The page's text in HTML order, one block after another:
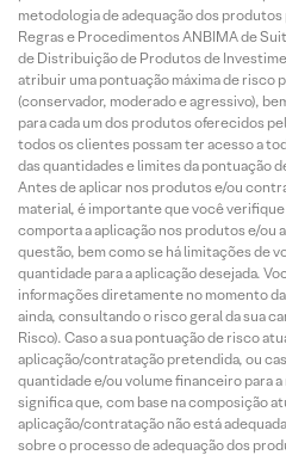
metodologia de adequação dos
Regras e Procedimentos ANBIMA de
de Distribuição de Produtos de
atribuir uma pontuação máxima de risco
(conservador, moderado e agressivo),
para cada um dos produtos oferecidos
todos os clientes possam ter acesso a
das quantidades e limites da pontuação
Antes de aplicar nos produtos e/ou
material, é importante que você
comporta a aplicação nos produtos e/ou
questão, bem como se há limitações de
quantidade para a aplicação desejada.
informações diretamente no momento
ainda, consultando o risco geral da sua
Risco). Caso a sua pontuação de risco
aplicação/contratação pretendida, ou
quantidade e/ou volume financeiro para
significa que, com base na composição
aplicação/contratação não está
sobre o processo de adequação dos